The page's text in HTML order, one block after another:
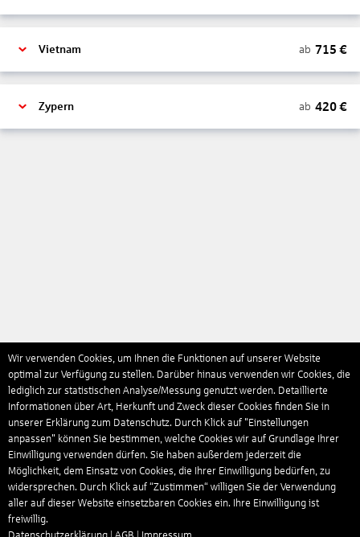
Vietnam ab 715 €
Zypern ab 420€
Wir verwenden Cookies, um Ihnen die Funktionen auf unserer Website
optimal zur Verfügung zu stellen. Darüber hinaus verwenden wir Cookies, die
lediglich zur statistischen Analyse/Messung genutzt werden. Detaillierte
Informationen über Art, Herkunft und Zweck dieser Cookies finden Sie in
unserer Erklärung zum Datenschutz. Durch Klick auf "Einstellungen
anpassen" können Sie bestimmen, welche Cookies wir auf Grundlage Ihrer
Einwilligung verwenden dürfen. Sie haben außerdem jederzeit die
Möglichkeit, dem Einsatz von Cookies, die Ihrer Einwilligung bedürfen, zu
widersprechen. Durch Klick auf “Zustimmen“ willigen Sie der Verwendung
aller auf dieser Website einsetzbaren Cookies ein. Ihre Einwilligung ist
freiwillig.